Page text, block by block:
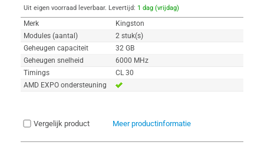
Uit eigen voorraad leverbaar. Levertijd: 1 dag (vrijdag)
Merk
Kingston
Modules (aantal)
2 stuk(s)
Geheugen capaciteit
32 GB
Geheugen snelheid
6000 MHz
Timings
CL 30
AMD EXPO ondersteuning
Vergelijk product Meer productinformatie